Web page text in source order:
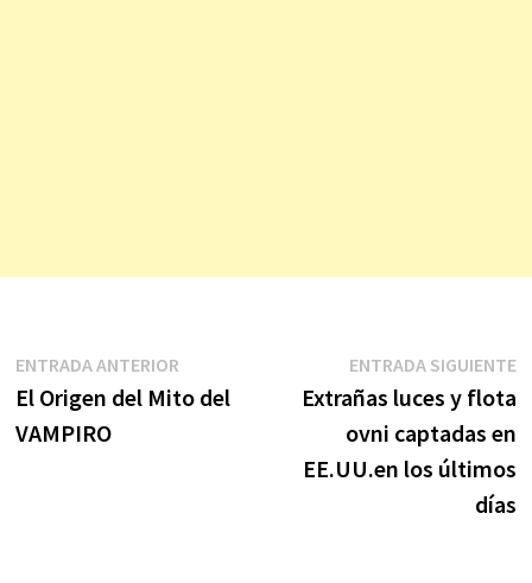
Navegación
de
ENTRADA ANTERIOREntrada
anterior:
El Origen del Mito del
VAMPIRO
ENTRADA SIGUIENTE
Extrañas luces y flota
ovni captadas en
EE.UU.en los últimos
días